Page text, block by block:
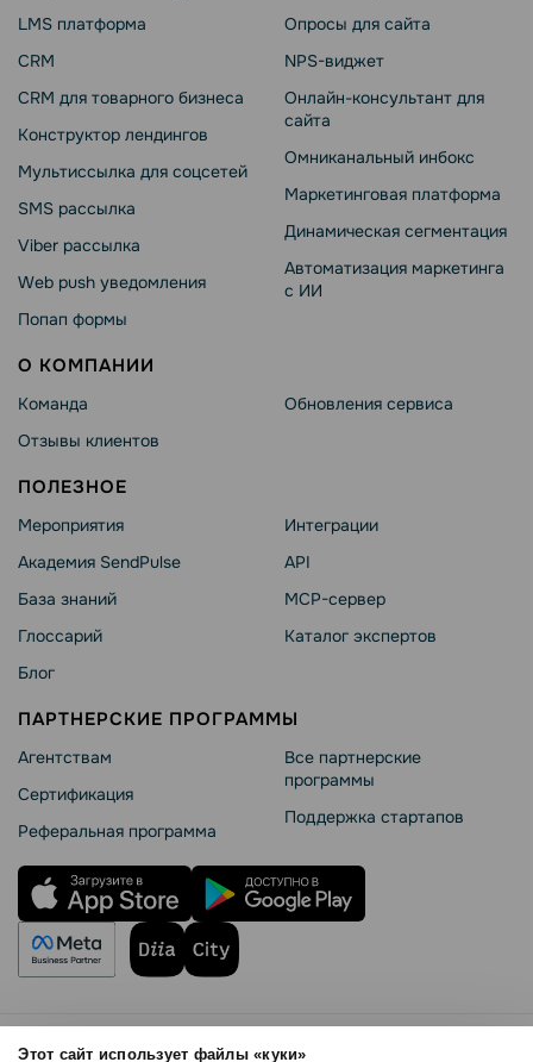
Этот сайт использует файлы «куки»
LMS платформа
CRM
CRM для товарного бизнеса
Конструктор лендингов
Мультиссылка для соцсетей
SMS рассылка
Viber рассылка
Web push уведомления
Попап формы
Опросы для сайта
NPS-виджет
Онлайн-консультант для
сайта
Омниканальный инбокс
Маркетинговая платформа
Динамическая сегментация
Автоматизация маркетинга
с ИИ
О КОМПАНИИ
Команда
Отзывы клиентов
Обновления сервиса
ПОЛЕЗНОЕ
Мероприятия
Академия SendPulse
База знаний
Глоссарий
Блог
Интеграции
API
MCP-сервер
Каталог экспертов
ПАРТНЕРСКИЕ ПРОГРАММЫ
Агентствам
Сертификация
Реферальная программа
Все партнерские
программы
Поддержка стартапов
Правила использования